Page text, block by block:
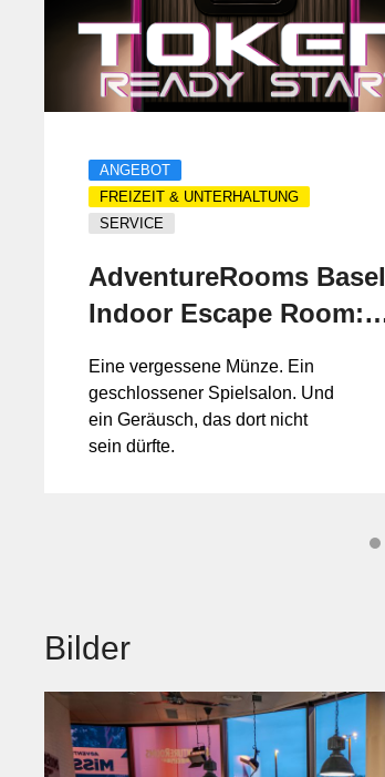
ANGEBOT
FREIZEIT & UNTERHALTUNG
SERVICE
AdventureRooms Basel
Indoor Escape Room:
der Spielmünze.
Eine vergessene Münze. Ein
geschlossener Spielsalon. Und
ein Geräusch, das dort nicht
sein dürfte.
Bilder